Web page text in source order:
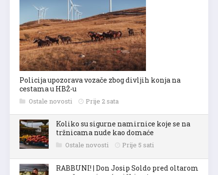
Policija upozorava vozače zbog divljih konja na
cestama u HBŽ-u
Ostale novosti Prije 2 sata
Koliko su sigurne namirnice koje se na
tržnicama nude kao domaće
Ostale novosti Prije 5 sati
RABBUNI! | Don Josip Soldo pred oltarom